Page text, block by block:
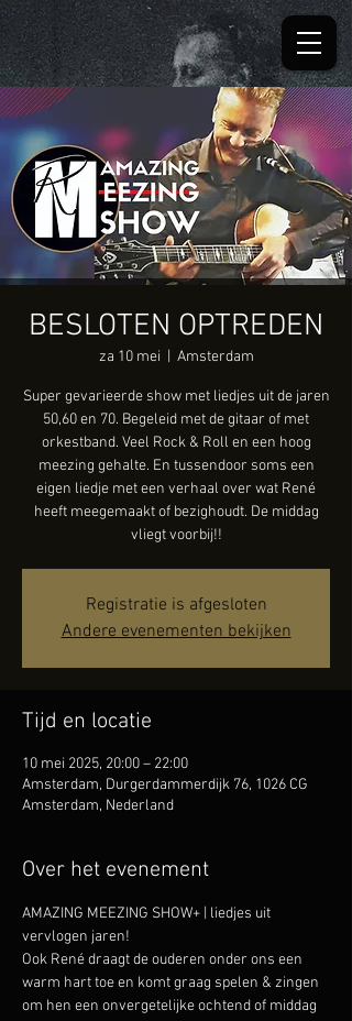
BESLOTEN OPTREDEN
za 10 mei Amsterdam
Super gevarieerde show met liedjes uit de jaren
50,60 en 70. Begeleid met de gitaar of met
orkestband. Veel Rock & Roll en een hoog
meezing gehalte. En tussendoor soms een
eigen liedje met een verhaal over wat René
heeft meegemaakt of bezighoudt. De middag
vliegt voorbij!!
Registratie is afgesloten
Andere evenementen bekijken
Tijd en locatie
10 mei 2025, 20:00 – 22:00
Amsterdam, Durgerdammerdijk 76, 1026 CG
Amsterdam, Nederland
Over het evenement
AMAZING MEEZING SHOW+ | liedjes uit
vervlogen jaren!
Ook René draagt de ouderen onder ons een
warm hart toe en komt graag spelen & zingen
om hen een onvergetelijke ochtend of middag